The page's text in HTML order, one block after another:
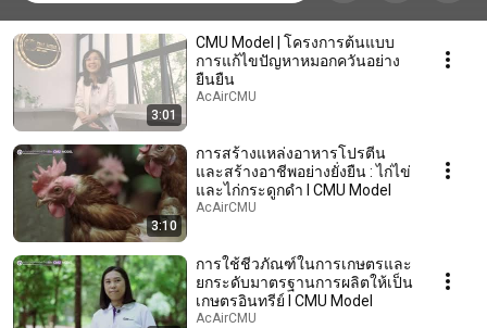
3:01
CMU Model | โครงการต้นแบบ
การแก้ไขปัญหาหมอกควันอย่าง
ยืนยืน
AcAirCMU
3:10
การสร้างแหล่งอาหารโปรตีน
และสร้างอาชีพอย่างยั่งยืน : ไก่ไข่
และไก่กระดูกดำ l CMU Model
AcAirCMU
การใช้ชีวภัณฑ์ในการเกษตรและ
ยกระดับมาตรฐานการผลิตให้เป็น
เกษตรอินทรีย์ l CMU Model
AcAirCMU